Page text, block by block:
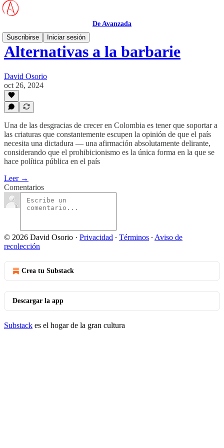
De Avanzada
Suscribirse
Iniciar sesión
Alternativas a la barbarie
David Osorio
oct 26, 2024
Una de las desgracias de crecer en Colombia es tener que soportar a
las criaturas que constantemente escupen la opinión de que el país
necesita una dictadura — una afirmación absolutamente delirante,
considerando que el prohibicionismo es la única forma en la que se
hace política pública en el país
Leer →
Comentarios
© 2026 David Osorio · Privacidad ∙ Términos ∙ Aviso de
recolección
Crea tu Substack
Descargar la app
Substack es el hogar de la gran cultura